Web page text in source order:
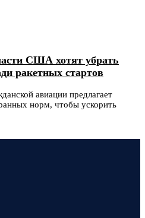
США хотят убрать
ракетных стартов
авиации предлагает
норм, чтобы ускорить